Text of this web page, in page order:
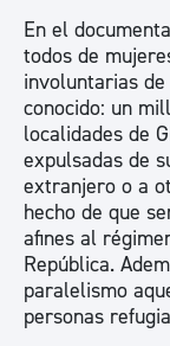
En el
todos de
involuntarias
conocido: un
localidades de
expulsadas de
extranjero o a
hecho de que
afines al
República.
paralelismo
personas